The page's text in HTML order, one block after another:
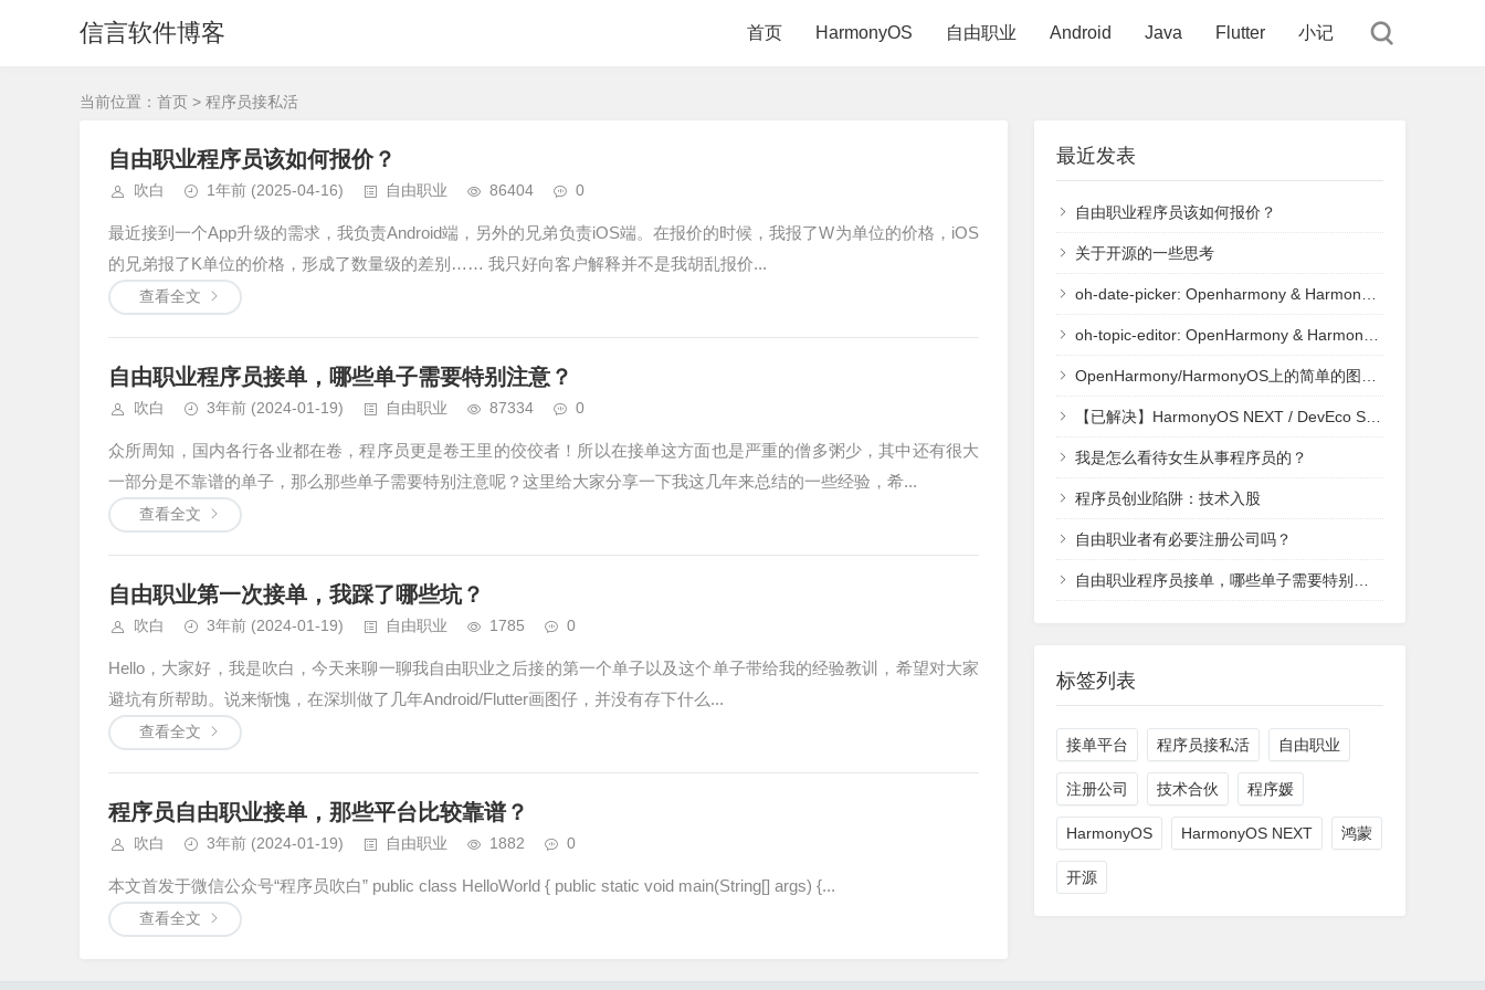
信言软件博客 首页 HarmonyOS 自由职业 Android Java Flutter 小记
当前位置： 首页 > 程序员接私活
自由职业程序员该如何报价？
吹白 1年前 (2025-04-16) 自由职业 86404 0
最近接到一个App升级的需求，我负责Android端，另外的兄弟负责iOS端。在报价的时候，我报了W为单位的价格，iOS
的兄弟报了K单位的价格，形成了数量级的差别…… 我只好向客户解释并不是我胡乱报价...
查看全文
自由职业程序员接单，哪些单子需要特别注意？
吹白 3年前 (2024-01-19) 自由职业 87334 0
众所周知，国内各行各业都在卷，程序员更是卷王里的佼佼者！所以在接单这方面也是严重的僧多粥少，其中还有很大
一部分是不靠谱的单子，那么那些单子需要特别注意呢？这里给大家分享一下我这几年来总结的一些经验，希...
查看全文
自由职业第一次接单，我踩了哪些坑？
吹白 3年前 (2024-01-19) 自由职业 1785 0
Hello，大家好，我是吹白，今天来聊一聊我自由职业之后接的第一个单子以及这个单子带给我的经验教训，希望对大家
避坑有所帮助。说来惭愧，在深圳做了几年Android/Flutter画图仔，并没有存下什么...
查看全文
程序员自由职业接单，那些平台比较靠谱？
吹白 3年前 (2024-01-19) 自由职业 1882 0
本文首发于微信公众号“程序员吹白” public class HelloWorld { public static void main(String[] args) {...
查看全文
最近发表
自由职业程序员该如何报价？
关于开源的一些思考
oh-date-picker: Openharmony & HarmonyOS平台日期选择器增强版，支持选择年月、年月日、年月日时分等多种格式。
oh-topic-editor: OpenHarmony & HarmonyOS平台上基于RichEditor实现的支持添加话题、@用户的文本编辑组件
OpenHarmony/HarmonyOS上的简单的图片剪裁库，可用于头像剪裁等常见场景
【已解决】HarmonyOS NEXT / DevEco Studio项目错误：ArkTS:ERROR Failed to execute es2abc
我是怎么看待女生从事程序员的？
程序员创业陷阱：技术入股
自由职业者有必要注册公司吗？
自由职业程序员接单，哪些单子需要特别注意？
标签列表
接单平台 程序员接私活 自由职业
注册公司 技术合伙 程序媛
HarmonyOS HarmonyOS NEXT 鸿蒙
开源